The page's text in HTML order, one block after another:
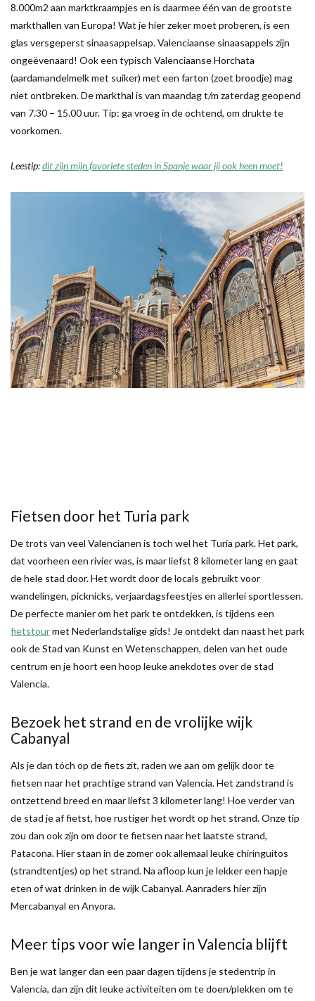
8.000m2 aan marktkraampjes en is daarmee één van de grootste
markthallen van Europa! Wat je hier zeker moet proberen, is een
glas versgeperst sinaasappelsap. Valenciaanse sinaasappels zijn
ongeëvenaard! Ook een typisch Valenciaanse Horchata
(aardamandelmelk met suiker) met een farton (zoet broodje) mag
niet ontbreken. De markthal is van maandag t/m zaterdag geopend
van 7.30 – 15.00 uur. Tip: ga vroeg in de ochtend, om drukte te
voorkomen.
Leestip:dit zijn mijn favoriete steden in Spanje waar jij ook heen moet!
Fietsen door het Turia park
De trots van veel Valencianen is toch wel het Turia park. Het park,
dat voorheen een rivier was, is maar liefst 8 kilometer lang en gaat
de hele stad door. Het wordt door de locals gebruikt voor
wandelingen, picknicks, verjaardagsfeestjes en allerlei sportlessen.
De perfecte manier om het park te ontdekken, is tijdens een
fietstourmet Nederlandstalige gids! Je ontdekt dan naast het park
ook de Stad van Kunst en Wetenschappen, delen van het oude
centrum en je hoort een hoop leuke anekdotes over de stad
Valencia.
Bezoek het strand en de vrolijke wijk
Cabanyal
Als je dan tóch op de fiets zit, raden we aan om gelijk door te
fietsen naar het prachtige strand van Valencia. Het zandstrand is
ontzettend breed en maar liefst 3 kilometer lang! Hoe verder van
de stad je af fietst, hoe rustiger het wordt op het strand. Onze tip
zou dan ook zijn om door te fietsen naar het laatste strand,
Patacona. Hier staan in de zomer ook allemaal leuke chiringuitos
(strandtentjes) op het strand. Na afloop kun je lekker een hapje
eten of wat drinken in de wijk Cabanyal. Aanraders hier zijn
Mercabanyal en Anyora.
Meer tips voor wie langer in Valencia blijft
Ben je wat langer dan een paar dagen tijdens je stedentrip in
Valencia, dan zijn dit leuke activiteiten om te doen/plekken om te